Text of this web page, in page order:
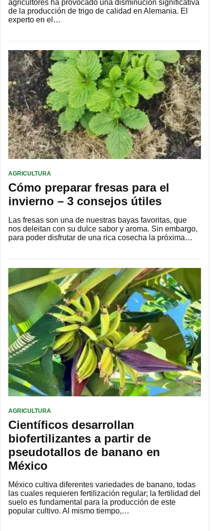
agricultores ha provocado una disminución significativa
de la producción de trigo de calidad en Alemania. El
experto en el…
AGRICULTURA
Cómo preparar fresas para el
invierno – 3 consejos útiles
Las fresas son una de nuestras bayas favoritas, que
nos deleitan con su dulce sabor y aroma. Sin embargo,
para poder disfrutar de una rica cosecha la próxima…
AGRICULTURA
Científicos desarrollan
biofertilizantes a partir de
pseudotallos de banano en
México
México cultiva diferentes variedades de banano, todas
las cuales requieren fertilización regular; la fertilidad del
suelo es fundamental para la producción de este
popular cultivo. Al mismo tiempo,…